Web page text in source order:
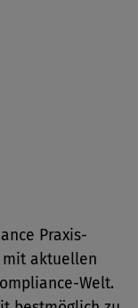
Praxis-
mit aktuellen
Welt.